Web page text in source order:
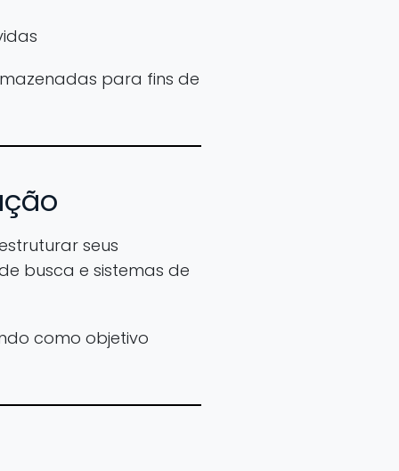
para fins de
seus
busca e sistemas de
como objetivo